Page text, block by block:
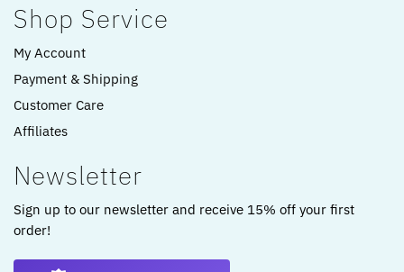
Shop Service
My Account
Payment & Shipping
Customer Care
Affiliates
Newsletter
Sign up to our newsletter and receive 15% off your first
order!